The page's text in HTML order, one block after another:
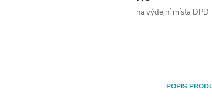
na výdejní místa DPD
POPIS